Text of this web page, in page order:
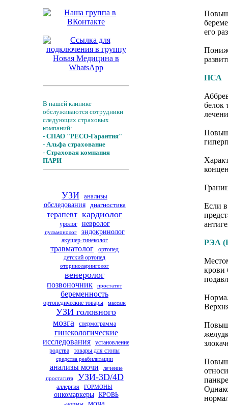
В нашей клинике
обслуживаются сотрудники
следующих страховых
компаний:
- СПАО "РЕСО-Гарантия"
- Альфа страхование
- Страховая компания
ПАРИ
УЗИ анализы
обследования
диагностика
терапевт кардиолог
уролог невролог
пульмонолог эндокринолог
акушер-гинеколог
травматолог
ортопед
детский ортопед
оториноларинголог
венеролог
позвоночник простатит
беременность
ортопедические товары массаж
УЗИ головного
мозга
спермограмма
гинекологические
исследования
установление
родства
товары для стопы
средства реабилитации
анализы мочи
лечение
простатита
УЗИ-3D/4D
аллергия ГОРМОНЫ
онкомаркеры
КРОВЬ
моча
его
ПСА
белок
Если
РЭА
крови